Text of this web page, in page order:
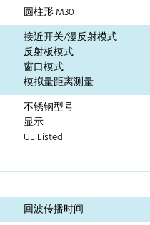
圆柱形 M30
接近开关/漫反射模式
反射板模式
窗口模式
模拟量距离测量
不锈钢型号
显示
UL Listed
回波传播时间